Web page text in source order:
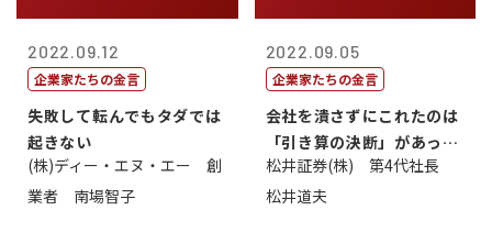
2022.09.12
企業家たちの金言
失敗して転んでもタダでは
起きない
(株)ディー・エヌ・エー 創
業者 南場智子
2022.09.05
企業家たちの金言
会社を潰さずにこれたのは
「引き算の決断」があった
から
松井証券(株) 第4代社長
松井道夫